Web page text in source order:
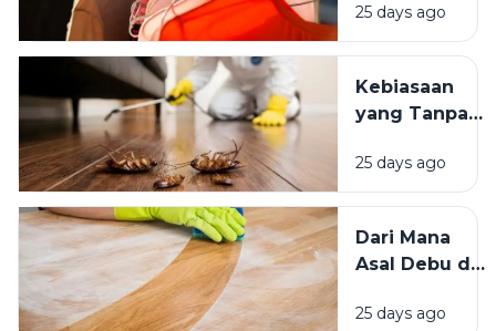
Kesejahteraan
Kita?
atau Di
Tempat
Mana yang
Lebih
25 days ago
Kebiasaan
yang Tanpa
Mengundang
Kecoak,
Hama
Lainnya Ke
25 days ago
Dari Mana
Asal Debu di
Kenali
25 days ago